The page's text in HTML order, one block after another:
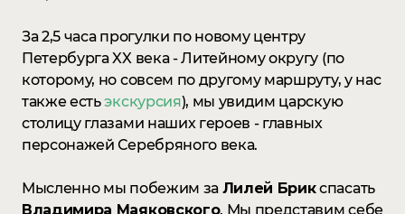
За 2,5 часа прогулки по новому центру
Петербурга XX века - Литейному округу (по
которому, но совсем по другому маршруту, у нас
также естьэкскурсия), мы увидим царскую
столицу глазами наших героев - главных
персонажей Серебряного века.
Мысленно мы побежим за Лилей Брикспасать
Владимира Маяковского. Мы представим себе